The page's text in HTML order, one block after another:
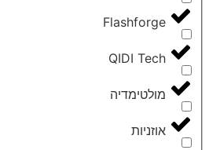
Flashforge
QIDI Tech
מולטימדיה
אוזניות